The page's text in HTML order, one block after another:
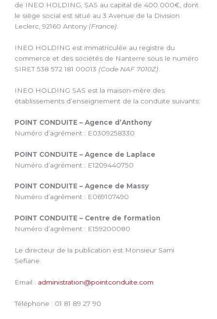
de INEO HOLDING, SAS au capital de 400 000€, dont
le siège social est situé au 3 Avenue de la Division
Leclerc, 92160 Antony (France)
INEO HOLDING est immatriculée au registre du
commerce et des sociétés de Nanterre sous le numéro
SIRET 538 572 181 00013 (Code NAF 7010Z)
INEO HOLDING SAS est la maison-mère des
établissements d’enseignement de la conduite suivants:
POINT CONDUITE – Agence d’Anthony
Numéro d’agrément : E0309258330
POINT CONDUITE – Agence de Laplace
Numéro d’agrément : E1209440750
POINT CONDUITE – Agence de Massy
Numéro d’agrément : E069107490
POINT CONDUITE – Centre de formation
Numéro d’agrément : E159200080
Le directeur de la publication est Monsieur Sami
Sefiane.
Email : administration@pointconduite.com
Téléphone : 01 81 89 27 90